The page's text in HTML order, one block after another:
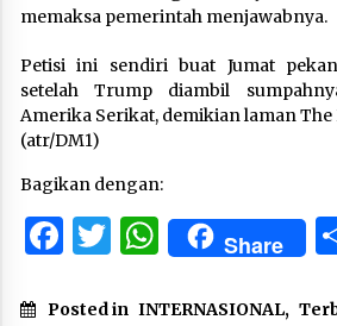
memaksa pemerintah menjawabnya.
Petisi ini sendiri buat Jumat
setelah Trump diambil
Amerika Serikat, demikian laman The
(atr/DM1)
Bagikan dengan:
Facebook
TwitterShare
Posted in INTERNASIONAL,